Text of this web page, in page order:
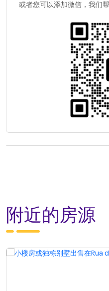
或者您可以添加微信，我们
附近的房源